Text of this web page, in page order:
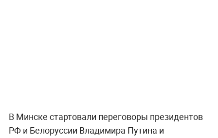
В Минске стартовали переговоры президентов
РФ и Белоруссии Владимира Путина и